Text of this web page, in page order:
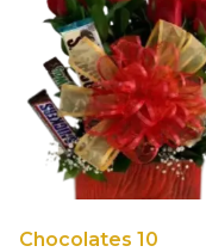
Chocolates 10